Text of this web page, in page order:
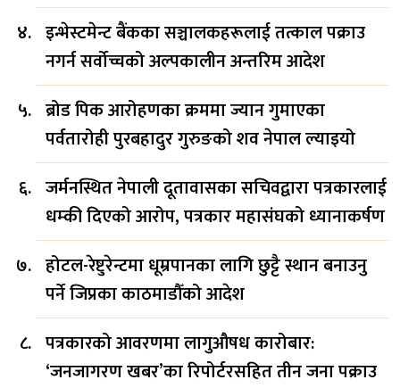
इन्भेस्टमेन्ट बैंकका सञ्चालकहरूलाई तत्काल पक्राउ
नगर्न सर्वोच्चको अल्पकालीन अन्तरिम आदेश
ब्रोड पिक आरोहणका क्रममा ज्यान गुमाएका
पर्वतारोही पुरबहादुर गुरुङको शव नेपाल ल्याइयो
जर्मनस्थित नेपाली दूतावासका सचिवद्वारा पत्रकारलाई
धम्की दिएको आरोप, पत्रकार महासंघको ध्यानाकर्षण
होटल-रेष्टुरेन्टमा धूम्रपानका लागि छुट्टै स्थान बनाउनु
पर्ने जिप्रका काठमाडौँको आदेश
पत्रकारको आवरणमा लागुऔषध कारोबार:
‘जनजागरण खबर’का रिपोर्टरसहित तीन जना पक्राउ